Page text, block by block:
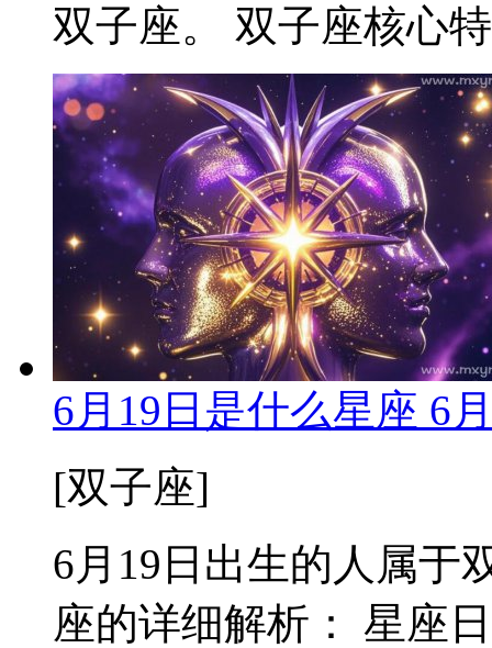
双子座。 双子座核心
6月19日是什么星座 6
[双子座]
6月19日出生的人属于
座的详细解析： 星座